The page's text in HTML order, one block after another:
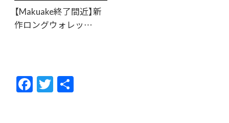
【Makuake終了間近】新
作ロングウォレッ…
F
ac
T
w